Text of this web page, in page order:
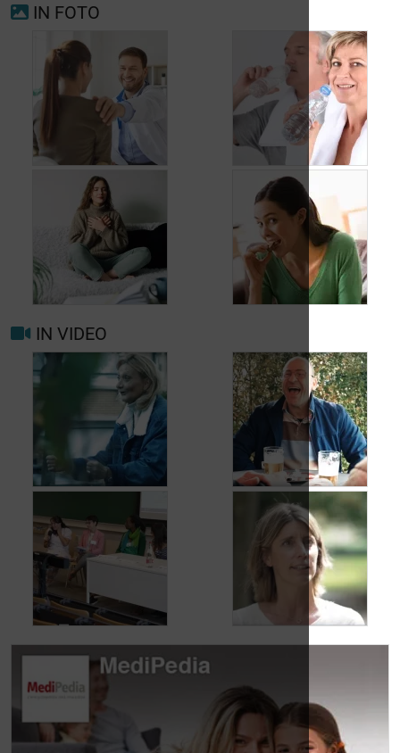
Exocriene pancreas-
insufficiëntie
IN FOTO
Wanneer opnieuw
uw arts raadplegen
bij migraine of
hoofdpijn?
Hoofdpijn dagelijks
voorkomen
Beter leven met
migraine in het
dagelijks leven
Trigger- en
risicofactoren voor
migraine en
hoofdpijn
IN VIDEO
Carole, 55 jaar,
vond een oplossing
urineverlies
Jean, 58 jaar,
geniet van het leven,
ondanks het feit dat
hij met urineverlies
kampt
Dag van de
Lymfoompatiënten:
Mariangela Fiorente,
ALWB
Lymfoompatiënten:
Prof. Virginie De
Wilde